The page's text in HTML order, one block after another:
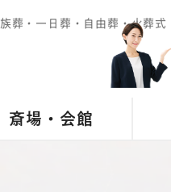
葬・一日葬・自由葬・火葬式
斎場・会館